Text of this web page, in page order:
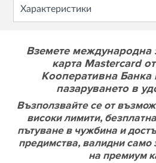
Характеристики
Вземете международна
карта Mastercard
Кооперативна Банка
пазаруването в
Възползвайте се от
високи лимити,
пътуване в чужбина и
предимства, валидни само
на премиум